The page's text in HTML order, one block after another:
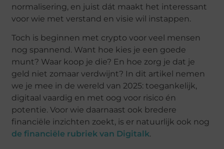
normalisering, en juist dát maakt het interessant
voor wie met verstand en visie wil instappen.
Toch is beginnen met crypto voor veel mensen
nog spannend. Want hoe kies je een goede
munt? Waar koop je die? En hoe zorg je dat je
geld niet zomaar verdwijnt? In dit artikel nemen
we je mee in de wereld van 2025: toegankelijk,
digitaal vaardig en met oog voor risico én
potentie. Voor wie daarnaast ook bredere
financiële inzichten zoekt, is er natuurlijk ook nog
de financiële rubriek van Digitalk.